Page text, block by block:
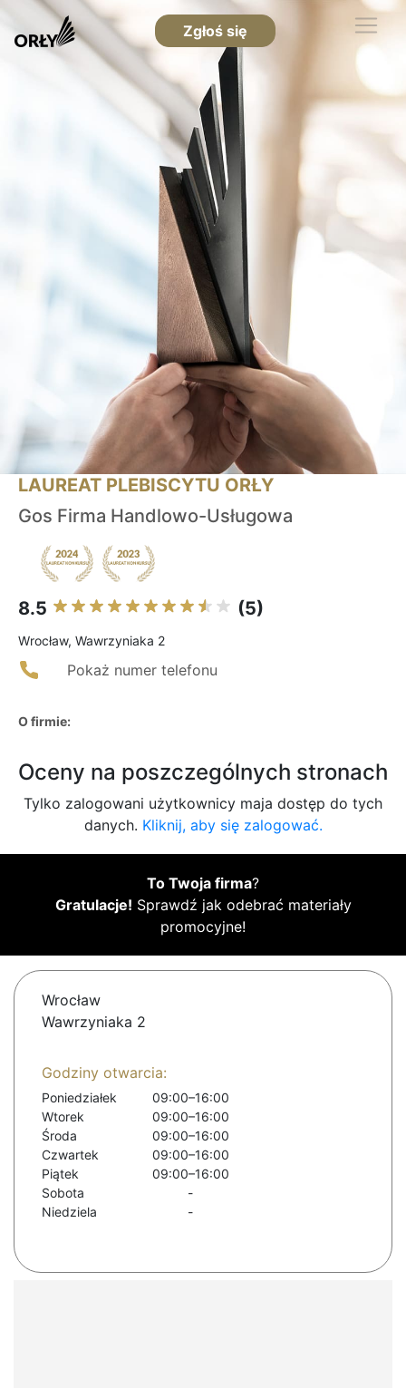
Zgłoś się
LAUREAT PLEBISCYTU ORŁY
Gos Firma Handlowo-Usługowa
8.5 (5)
Wrocław, Wawrzyniaka 2
Pokaż numer telefonu
O firmie:
Oceny na poszczególnych stronach
Tylko zalogowani użytkownicy maja dostęp do tych
danych. Kliknij, aby się zalogować.
To Twoja firma?
Gratulacje! Sprawdź jak odebrać materiały
promocyjne!
Wrocław
Wawrzyniaka 2
Godziny otwarcia:
Poniedziałek
09:00–16:00
Wtorek
09:00–16:00
Środa
09:00–16:00
Czwartek
09:00–16:00
Piątek
09:00–16:00
Sobota
-
Niedziela
-